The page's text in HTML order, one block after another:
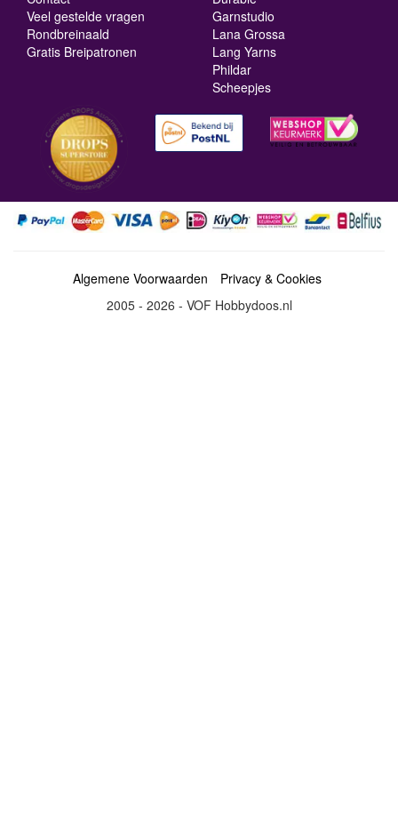
Veel gestelde vragen
Rondbreinaald
Gratis Breipatronen
Garnstudio
Lana Grossa
Lang Yarns
Phildar
Scheepjes
Algemene Voorwaarden
Privacy & Cookies
2005 - 2026 - VOF Hobbydoos.nl